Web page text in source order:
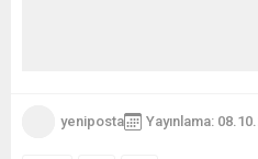
yeniposta Yayınlama: